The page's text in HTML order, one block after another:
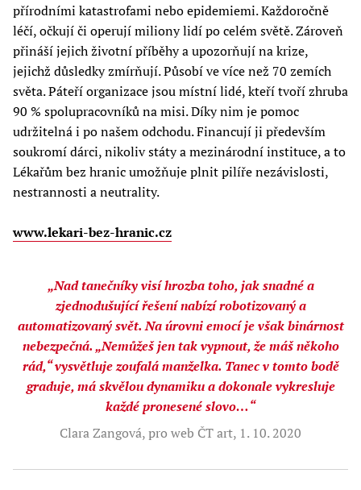
přírodními katastrofami nebo epidemiemi. Každoročně
léčí, očkují či operují miliony lidí po celém světě. Zároveň
přináší jejich životní příběhy a upozorňují na krize,
jejichž důsledky zmírňují. Působí ve více než 70 zemích
světa. Páteří organizace jsou místní lidé, kteří tvoří zhruba
90 % spolupracovníků na misi. Díky nim je pomoc
udržitelná i po našem odchodu. Financují ji především
soukromí dárci, nikoliv státy a mezinárodní instituce, a to
Lékařům bez hranic umožňuje plnit pilíře nezávislosti,
nestrannosti a neutrality.
www.lekari-bez-hranic.cz
„Nad tanečníky visí hrozba toho, jak snadné a
zjednodušující řešení nabízí robotizovaný a
automatizovaný svět. Na úrovni emocí je však binárnost
nebezpečná. „Nemůžeš jen tak vypnout, že máš někoho
rád,“ vysvětluje zoufalá manželka. Tanec v tomto bodě
graduje, má skvělou dynamiku a dokonale vykresluje
každé pronesené slovo…“
Clara Zangová, pro web ČT art, 1. 10. 2020